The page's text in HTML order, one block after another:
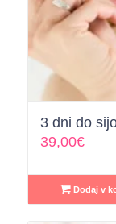
3 dni do
39,00€
Dodaj v